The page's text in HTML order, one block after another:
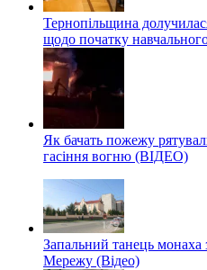
Тернопільщина
щодо початку
Як бачать пожежу
гасіння вогню (ВІДЕО)
Запальний танець монаха
Мережу (Відео)